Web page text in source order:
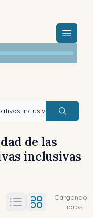
Menú
Buscar
de las
inclusivas
Título (z-a)
abierto
Cargando
libros...